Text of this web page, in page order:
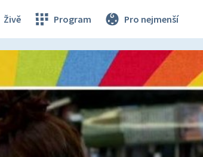
Živě Program Pro nejmenší